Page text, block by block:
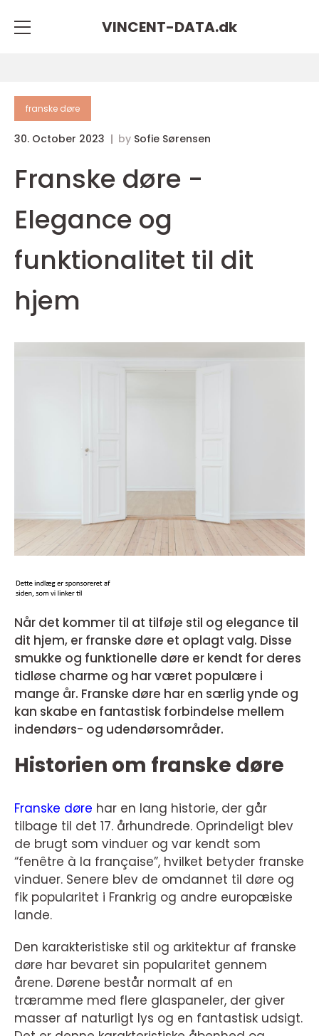
VINCENT-DATA.dk
franske døre
30. October 2023 by Sofie Sørensen
Franske døre -
Elegance og
funktionalitet til dit
hjem
Når det kommer til at tilføje stil og elegance til
dit hjem, er franske døre et oplagt valg. Disse
smukke og funktionelle døre er kendt for deres
tidløse charme og har været populære i
mange år. Franske døre har en særlig ynde og
kan skabe en fantastisk forbindelse mellem
indendørs- og udendørsområder.
Historien om franske døre
Franske døre har en lang historie, der går
tilbage til det 17. århundrede. Oprindeligt blev
de brugt som vinduer og var kendt som
“fenêtre à la française”, hvilket betyder franske
vinduer. Senere blev de omdannet til døre og
fik popularitet i Frankrig og andre europæiske
lande.
Den karakteristiske stil og arkitektur af franske
døre har bevaret sin popularitet gennem
årene. Dørene består normalt af en
træramme med flere glaspaneler, der giver
masser af naturligt lys og en fantastisk udsigt.